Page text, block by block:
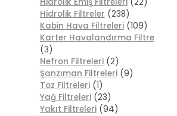
Hidrolik Emiş Filtreleri (22)
Hidrolik Filtreler (238)
Kabin Hava Filtreleri (109)
Karter Havalandırma Filtre
(3)
Nefron Filtreleri (2)
Şanzıman Filtreleri (9)
Toz Filtreleri (1)
Yağ Filtreleri (23)
Yakıt Filtreleri (94)